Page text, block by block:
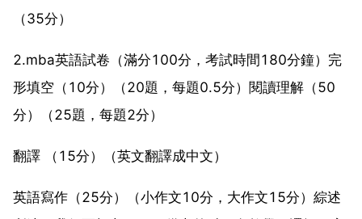
（35分）
2.mba英語試卷（滿分100分，考試時間180分鐘）完
形填空（10分）（20題，每題0.5分）閱讀理解（50
分）（25題，每題2分）
翻譯 （15分）（英文翻譯成中文）
英語寫作（25分）（小作文10分，大作文15分）綜述